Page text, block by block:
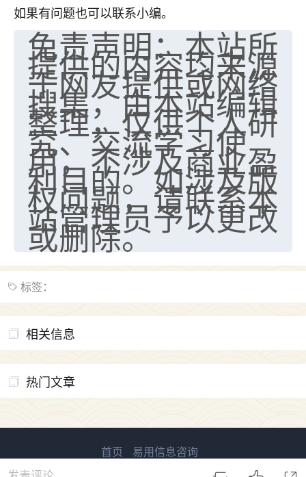
如果有问题也可以联系小编。
免责声明：本站所
提供的内容均来源
于网友提供或网络
搜集，由本站编辑
整理，仅供个人研
究、交流学习使
用，不涉及商业盈
利目的。如涉及版
权问题，请联系本
站管理员予以更改
或删除。
标签：
相关信息
热门文章
优秀的张同学
老师收徒吗？？我对这些很感兴趣
2天前 来自山西 15
首页 易用信息咨询
鲁ICP备2023027138号-1